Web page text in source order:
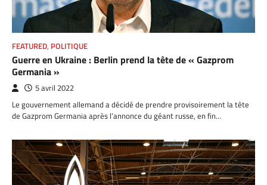
FEATURED, POLITIQUE
Guerre en Ukraine : Berlin prend la tête de « Gazprom
Germania »
5 avril 2022
Le gouvernement allemand a décidé de prendre provisoirement la tête
de Gazprom Germania après l’annonce du géant russe, en fin…